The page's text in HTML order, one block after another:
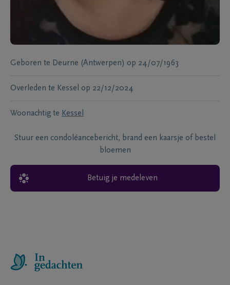
Geboren te Deurne (Antwerpen) op 24/07/1963
Overleden te Kessel op 22/12/2024
Woonachtig te Kessel
Stuur een condoléancebericht, brand een kaarsje of bestel
bloemen
Betuig je medeleven